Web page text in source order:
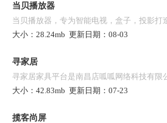
容以及相关演职人员信息和相关影视信息；
言、设备的一些基础功能的快捷入口。
当贝播放器
当贝播放器，专为智能电视，盒子，投影打
界面设计，外部设备导入视频后，它可以自
内容介绍和剧照。操作简单，可个性化设置
能力，支持所有主流视频格式，带给您舒服
大小： 28.24mb 更新日期： 08-03
寻家居
寻家居家具平台是南昌店呱呱网络科技有限
的o2o、b2c及f2b模式的家具新零售平台。
来，快速占领家具行业市场，目前已成功对
大小： 42.83mb 更新日期： 07-23
揽客尚屏